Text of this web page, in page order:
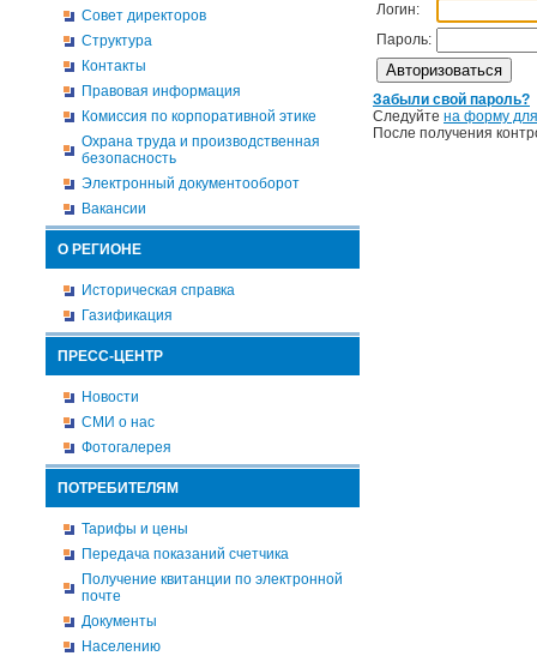
Совет директоров
Структура
Контакты
Правовая информация
Комиссия по корпоративной этике
Охрана труда и производственная
безопасность
Электронный документооборот
Вакансии
О РЕГИОНЕ
Историческая справка
Газификация
ПРЕСС-ЦЕНТР
Новости
СМИ о нас
Фотогалерея
ПОТРЕБИТЕЛЯМ
Тарифы и цены
Передача показаний счетчика
Получение квитанции по электронной
почте
Документы
Населению
Логин:
Пароль:
Забыли свой пароль?
Следуйте на форму
После получения